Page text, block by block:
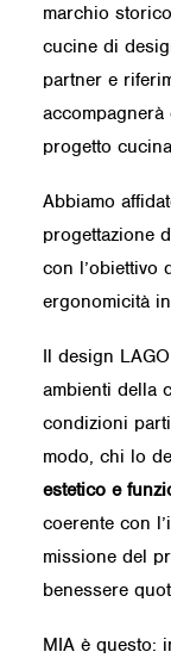
marchio
cucine di
partner e
progetto
Abbiamo
progettazione
con l’obiettivo
ergonomicità
Il design LAGO
ambienti della
condizioni
modo, chi lo
estetico e
coerente con
missione del
benessere
MIA è questo: